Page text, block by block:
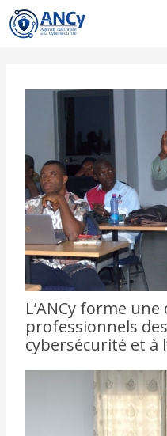
Aller
au
L’ANCy forme
professionnels
cybersécurité et à